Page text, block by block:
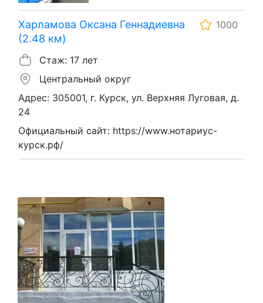
Харламова Оксана Геннадиевна
(2.48 км)
1000
Стаж: 17 лет
Центральный округ
Адрес: 305001, г. Курск, ул. Верхняя Луговая, д.
24
Официальный сайт: https://www.нотариус-
курск.рф/